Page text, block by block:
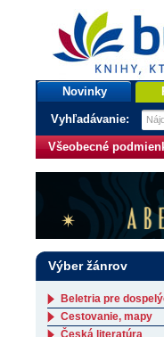
bux.sk
knihy, ktorými žijete
Úvodná stránka
Novinky
Vyhľadávanie:
Všeobecné
Výber žánrov
Beletria pre
Cestovanie, mapy
Česká literatúra